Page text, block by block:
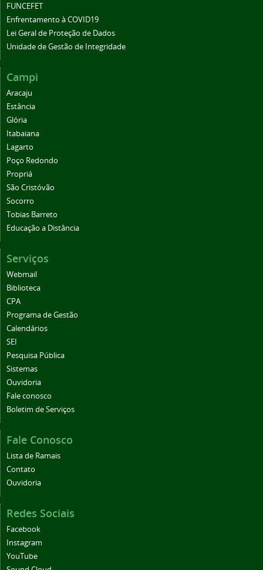
FUNCEFET
Enfrentamento à COVID19
Lei Geral de Proteção de Dados
Unidade de Gestão de Integridade
Campi
Aracaju
Estância
Glória
Itabaiana
Lagarto
Poço Redondo
Propriá
São Cristóvão
Socorro
Tobias Barreto
Educação a Distância
Serviços
Webmail
Biblioteca
CPA
Programa de Gestão
Calendários
SEI
Pesquisa Pública
Sistemas
Ouvidoria
Fale conosco
Boletim de Serviços
Fale Conosco
Lista de Ramais
Contato
Ouvidoria
Redes Sociais
Facebook
Instagram
YouTube